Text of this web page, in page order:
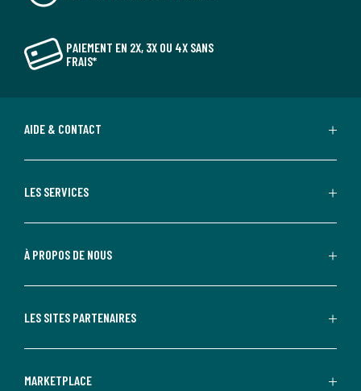
PAIEMENT EN 2X, 3X OU 4X SANS
FRAIS*
AIDE & CONTACT
LES SERVICES
À PROPOS DE NOUS
LES SITES PARTENAIRES
MARKETPLACE